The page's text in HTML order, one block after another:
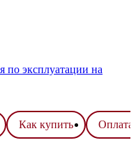
по эксплуатации на
Как купить Оплата